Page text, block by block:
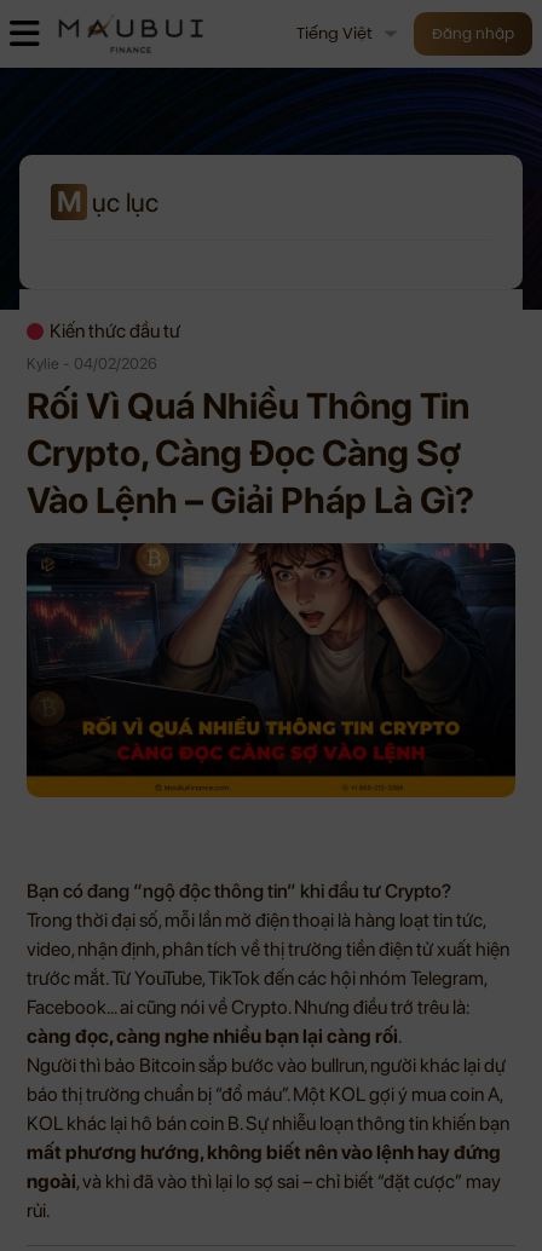
Tiếng Việt Đăng nhập
M ục lục
Kiến thức đầu tư
Kylie - 04/02/2026
Rối Vì Quá Nhiều Thông Tin
Crypto, Càng Đọc Càng Sợ
Vào Lệnh – Giải Pháp Là Gì?
Bạn có đang “ngộ độc thông tin” khi đầu tư Crypto?
Trong thời đại số, mỗi lần mở điện thoại là hàng loạt tin tức,
video, nhận định, phân tích về thị trường tiền điện tử xuất hiện
trước mắt. Từ YouTube, TikTok đến các hội nhóm Telegram,
Facebook… ai cũng nói về Crypto. Nhưng điều trớ trêu là:
càng đọc, càng nghe nhiều bạn lại càng rối.
Người thì bảo Bitcoin sắp bước vào bullrun, người khác lại dự
báo thị trường chuẩn bị “đổ máu”. Một KOL gợi ý mua coin A,
KOL khác lại hô bán coin B. Sự nhiễu loạn thông tin khiến bạn
mất phương hướng, không biết nên vào lệnh hay đứng
ngoài, và khi đã vào thì lại lo sợ sai – chỉ biết “đặt cược” may
rủi.